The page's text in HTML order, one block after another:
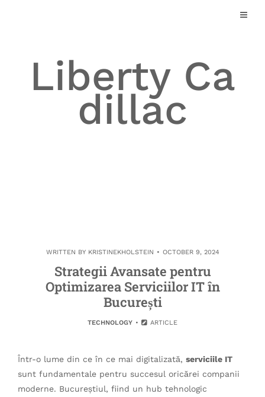
Liberty Ca
dillac
WRITTEN BY KRISTINEKHOLSTEIN OCTOBER 9, 2024
Strategii Avansate pentru
Optimizarea Serviciilor IT în
București
TECHNOLOGY ARTICLE
Într-o lume din ce în ce mai digitalizată, serviciile IT
sunt fundamentale pentru succesul oricărei companii
moderne. Bucureștiul, fiind un hub tehnologic